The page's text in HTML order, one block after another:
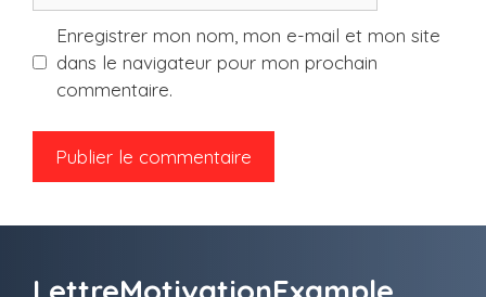
Enregistrer mon nom, mon e-mail et mon site
dans le navigateur pour mon prochain
commentaire.